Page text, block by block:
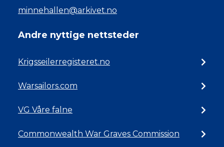
minnehallen@arkivet.no
Andre nyttige nettsteder
Krigsseilerregisteret.no
Warsailors.com
VG Våre falne
Commonwealth War Graves Commission